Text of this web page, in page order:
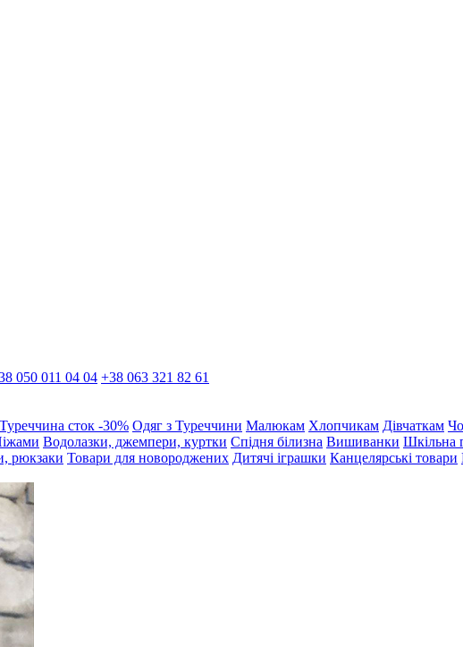
050 011 04 04 +38 063 321 82 61
Туреччина сток -30% Одяг з Туреччини Малюкам Хлопчикам Дівчаткам
Водолазки, джемпери, куртки Спідня білизна Вишиванки Шкільна
рюкзаки Товари для новороджених Дитячі іграшки Канцелярські товари